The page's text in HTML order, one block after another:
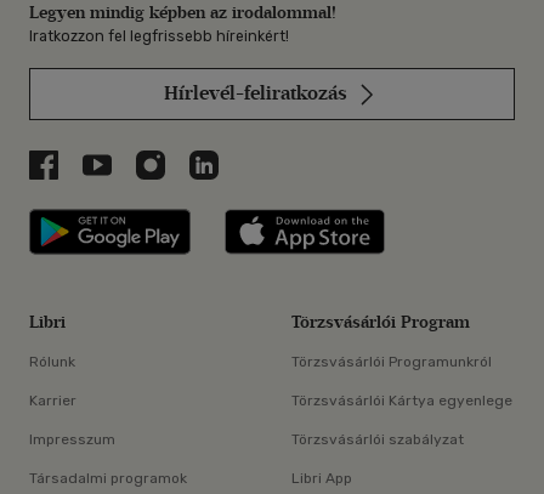
Legyen mindig képben az irodalommal!
Iratkozzon fel legfrissebb híreinkért!
Hírlevél-feliratkozás
Libri a Facebookon
Libri a Youtube-on
Libri az Instagramon
Libri a LinkedInen
Libri applikáció Szerezd meg: Google
Libri
Rólunk
Karrier
Impresszum
Társadalmi programok
Törzsvásárlói Program
Törzsvásárlói Programunkról
Törzsvásárlói Kártya egyenlege
Törzsvásárlói szabályzat
Libri App